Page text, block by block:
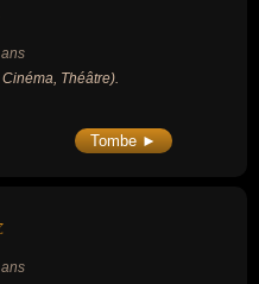
ans
Théâtre).
Tombe ►